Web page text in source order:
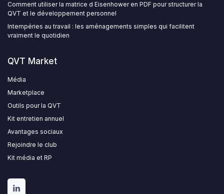
Comment utiliser la matrice d Eisenhower en PDF pour structurer la
QVT et le développement personnel
Intempéries au travail : les aménagements simples qui facilitent
vraiment le quotidien
QVT Market
Média
Marketplace
Outils pour la QVT
Kit entretien annuel
Avantages sociaux
Rejoindre le club
Kit média et RP